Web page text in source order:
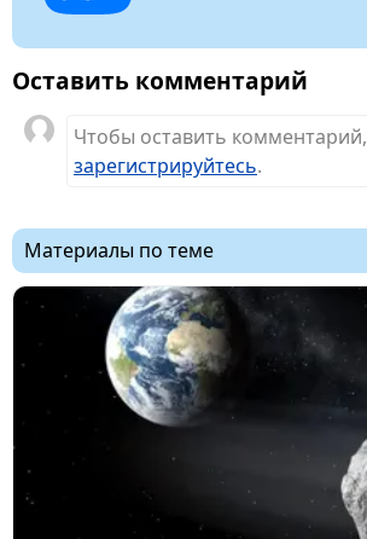
Оставить комментарий
Чтобы оставить комментарий,
зарегистрируйтесь.
Материалы по теме